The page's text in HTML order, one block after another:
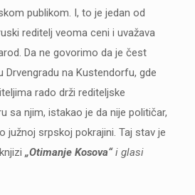
publikom. I, to je jedan od
reditelj veoma ceni i uvažava
Da ne govorimo da je čest
Drvengradu na Kustendorfu, gde
rado drži rediteljske
sa njim, istakao je da nije političar,
južnoj srpskoj pokrajini. Taj stav je
„Otimanje Kosova“i glasi